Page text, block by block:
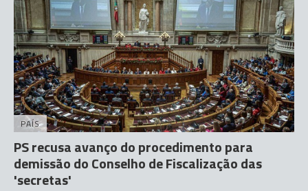
PAÍS
PS recusa avanço do procedimento para
demissão do Conselho de Fiscalização das
'secretas'